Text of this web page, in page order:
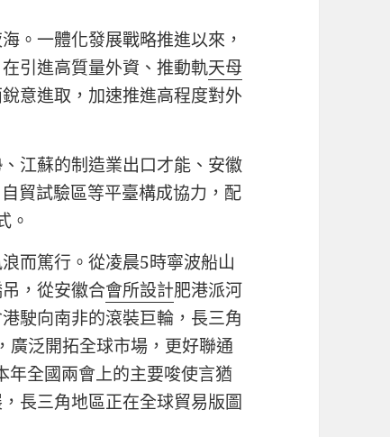
。一體化發展戰略推進以來，
引進高質量外資、推動軌天母
意進取，加速推進高程度對外
江蘇的制造業出口才能、安徽
貿試驗區等平臺構成協力，配
。
而篤行。從凌晨5時寧波船山
，從安徽合會所設計肥港派河
駛向南非的滾裝巨輪，長三角
廣泛開拓全球市場，更好聯通
年全國兩會上的主要唆使言猶
長三角地區正在全球貿易版圖